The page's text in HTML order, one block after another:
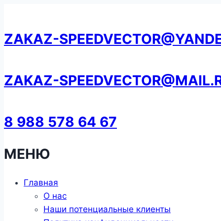
содержанию
ZAKAZ-
ZAKAZ-
8 988 578 64 67
МЕНЮ
Главная
О нас
Наши потенциальные клиенты